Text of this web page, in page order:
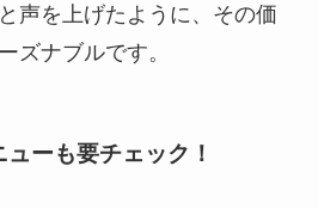
声を上げたように、その価
ズナブルです。
ーも要チェック！